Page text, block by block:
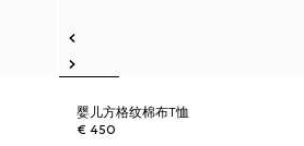
婴儿方格纹棉布T恤
€ 450